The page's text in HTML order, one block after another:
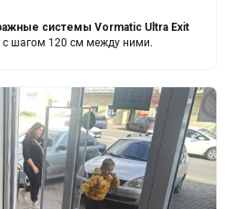
системы Vormatic Ultra Exit
с шагом 120 см между ними.